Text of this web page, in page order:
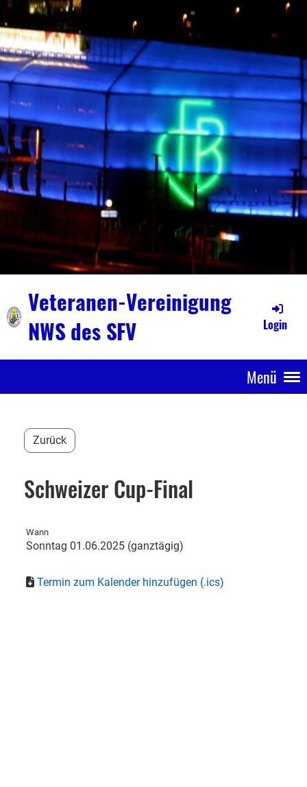
Veteranen-Vereinigung
NWS des SFV
Login
Menü
Zurück
Schweizer Cup-Final
Wann
Sonntag 01.06.2025 (ganztägig)
Termin zum Kalender hinzufügen (.ics)